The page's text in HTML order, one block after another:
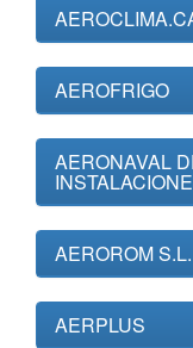
AEROFRIGO
AERONAVAL
AEROROM S.L.
AERPLUS